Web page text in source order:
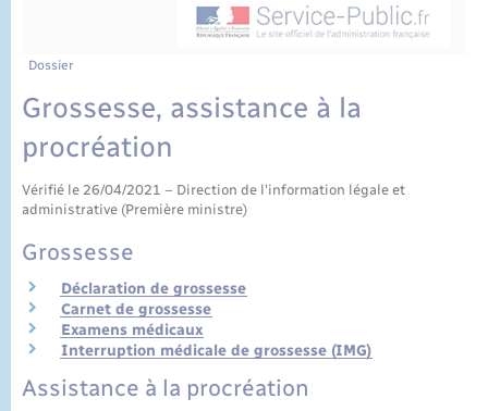
Dossier
Grossesse, assistance à la
procréation
Vérifié le 26/04/2021 – Direction de l'information légale et
administrative (Première ministre)
Grossesse
Déclaration de grossesse
Carnet de grossesse
Examens médicaux
Interruption médicale de grossesse (IMG)
Assistance à la procréation